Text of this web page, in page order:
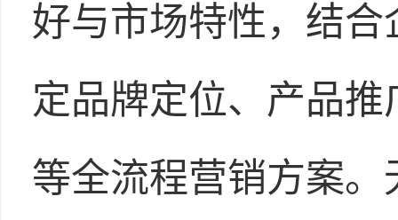
好与市场特性，结
定品牌定位、产品
等全流程营销方案